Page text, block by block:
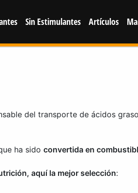
Sin Estimulantes Artículos
del transporte de ácidos
ha sido convertida en
aquí la mejor selección: